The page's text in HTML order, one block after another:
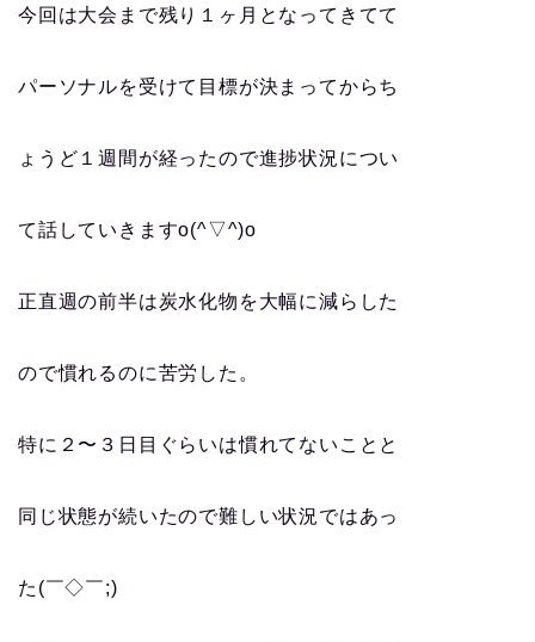
今回は大会まで残り１ヶ月となってきてて
パーソナルを受けて目標が決まってからち
ょうど１週間が経ったので進捗状況につい
て話していきますo(^▽^)o
正直週の前半は炭水化物を大幅に減らした
ので慣れるのに苦労した。
特に２〜３日目ぐらいは慣れてないことと
同じ状態が続いたので難しい状況ではあっ
た(￣◇￣;)